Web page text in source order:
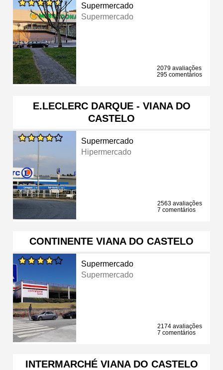
Supermercado
Supermercado
2079 avaliações
295 comentários
E.LECLERC DARQUE - VIANA DO
CASTELO
Supermercado
Hipermercado
2563 avaliações
7 comentários
CONTINENTE VIANA DO CASTELO
Supermercado
Supermercado
2174 avaliações
7 comentários
INTERMARCHÉ VIANA DO CASTELO